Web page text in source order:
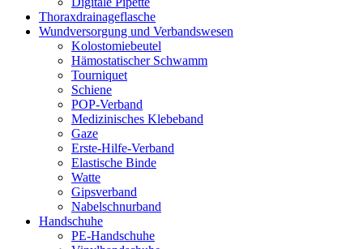
Thoraxdrainageflasche
Wundversorgung und Verbandswesen
Kolostomiebeutel
Hämostatischer Schwamm
Tourniquet
Schiene
POP-Verband
Medizinisches Klebeband
Gaze
Erste-Hilfe-Verband
Elastische Binde
Watte
Gipsverband
Nabelschnurband
Handschuhe
PE-Handschuhe